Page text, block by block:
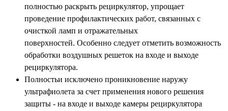
полностью раскрыть рециркулятор, упрощает
проведение профилактических работ, связанных с
очисткой ламп и отражательных
поверхностей. Особенно следует отметить возможность
обработки воздушных решеток на входе и выходе
рециркулятора.
Полностьи исключено проникновение наружу
ультрафиолета за счет применения нового решения
защиты - на входе и выходе камеры рециркулятора